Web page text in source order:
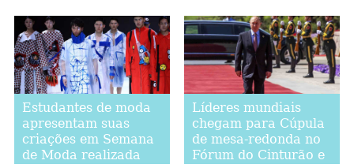
Estudantes de moda
apresentam suas
criações em Semana
de Moda realizada
Líderes mundiais
chegam para Cúpula
de mesa-redonda no
Fórum do Cinturão e